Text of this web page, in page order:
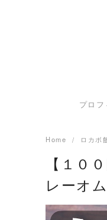
プロ
Home ロカボ
【１０
レーオ